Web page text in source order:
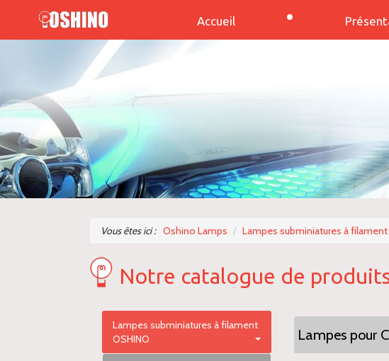
Accueil
Vous êtes ici : Oshino Lamps Lampes subminiatures à filament
Notre catalogue de
Lampes subminiatures à filament
OSHINO
Lampes pour